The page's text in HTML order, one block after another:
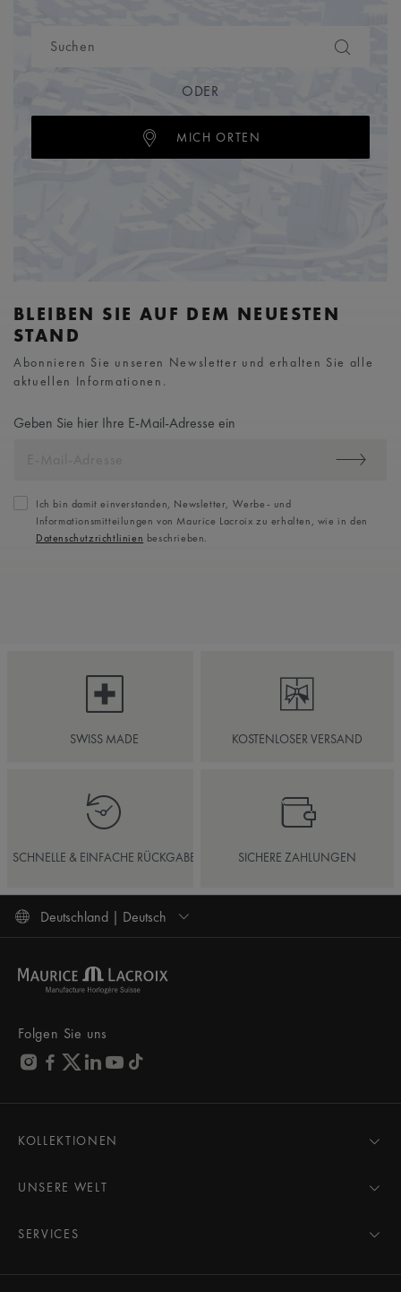
ODER
MICH ORTEN
BLEIBEN SIE AUF DEM NEUESTEN
STAND
Abonnieren Sie unseren Newsletter und erhalten Sie alle
aktuellen Informationen.
Geben Sie hier Ihre E-Mail-Adresse ein
Ich bin damit einverstanden, Newsletter, Werbe- und
Informationsmitteilungen von Maurice Lacroix zu erhalten, wie in den
Datenschutzrichtlinien beschrieben.
SWISS MADE KOSTENLOSER VERSAND
SCHNELLE & EINFACHE RÜCKGABE SICHERE ZAHLUNGEN
Deutschland | Deutsch
Folgen Sie uns
KOLLEKTIONEN
AIKON
PONTOS
FIABA
UNSERE WELT
Pressebereich
Partnerschaften
SERVICES
Pflegeberatung